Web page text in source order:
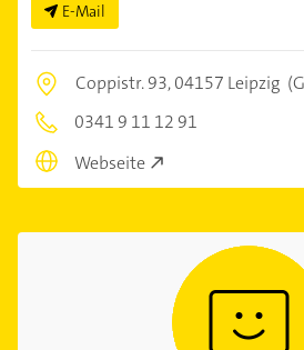
E-Mail
Coppistr. 93,04157 Leipzig
0341 9 11 12 91
Webseite